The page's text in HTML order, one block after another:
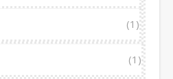
(1)
(1)